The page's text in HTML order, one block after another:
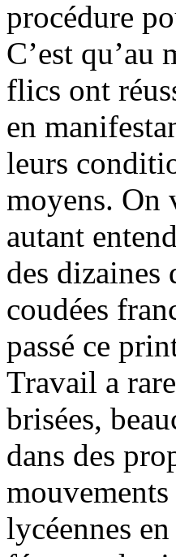
procédure
C’est qu’au
flics ont
en
leurs
moyens. On
autant
des dizaines
coudées
passé ce
Travail a
brisées,
dans des
lycéennes